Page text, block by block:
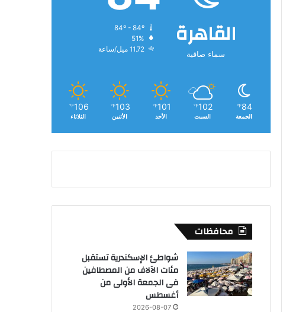
القاهرة
سماء صافية
51%
11.72 ميل/ساعة
84
℉
الجمعة
102
℉
السبت
101
℉
الأحد
103
℉
الأثنين
106
℉
الثلاثاء
محافظات
شواطئ الإسكندرية تستقبل
مئات الآلاف من المصطافين
فى الجمعة الأولى من
أغسطس
2026-08-07